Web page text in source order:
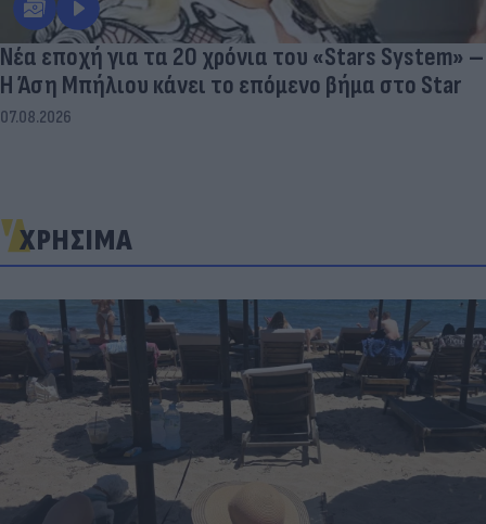
Νέα εποχή για τα 20 χρόνια του «Stars System» –
Η Άση Μπήλιου κάνει το επόμενο βήμα στο Star
07.08.2026
ΧΡΗΣΙΜΑ